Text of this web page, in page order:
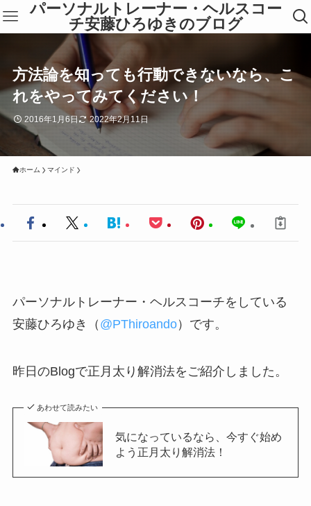
パーソナルトレーナー・ヘルスコー
チ安藤ひろゆきのブログ
方法論を知っても行動できないなら、こ
れをやってみてください！
2016年1月6日 2022年2月11日
ホーム マインド
パーソナルトレーナー・ヘルスコーチをしている
安藤ひろゆき（ @PThiroando）です。
昨日のBlogで正月太り解消法をご紹介しました。
あわせて読みたい
気になっているなら、今すぐ始め
よう正月太り解消法！